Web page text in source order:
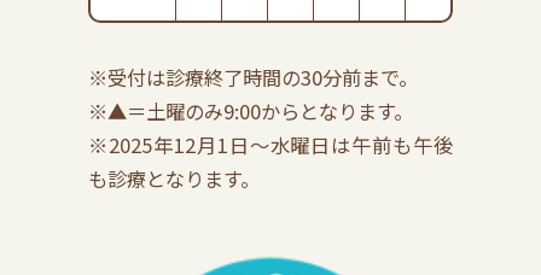
※受付は診療終了時間の30分前まで。
※▲＝土曜のみ9:00からとなります。
※2025年12月1日～水曜日は午前も午後
も診療となります。